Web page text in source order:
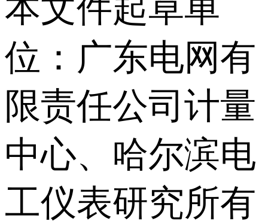
本文件起草单
位：广东电网有
限责任公司计量
中心、哈尔滨电
工仪表研究所有